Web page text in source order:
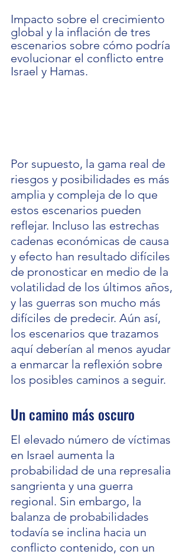
Impacto sobre el crecimiento
global y la inflación de tres
escenarios sobre cómo podría
evolucionar el conflicto entre
Israel y Hamas.
Por supuesto, la gama real de
riesgos y posibilidades es más
amplia y compleja de lo que
estos escenarios pueden
reflejar. Incluso las estrechas
cadenas económicas de causa
y efecto han resultado difíciles
de pronosticar en medio de la
volatilidad de los últimos años,
y las guerras son mucho más
difíciles de predecir. Aún así,
los escenarios que trazamos
aquí deberían al menos ayudar
a enmarcar la reflexión sobre
los posibles caminos a seguir.
Un camino más oscuro
El elevado número de víctimas
en Israel aumenta la
probabilidad de una represalia
sangrienta y una guerra
regional. Sin embargo, la
balanza de probabilidades
todavía se inclina hacia un
conflicto contenido, con un